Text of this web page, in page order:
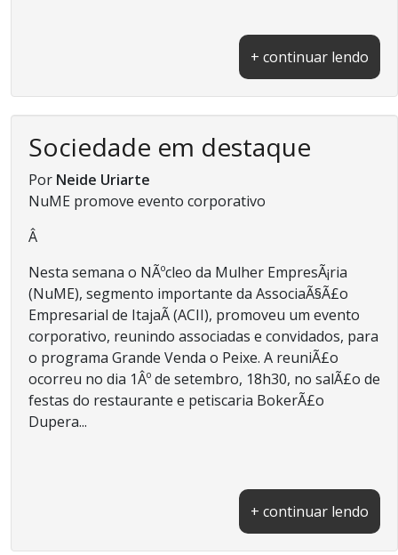
+ continuar lendo
Sociedade em destaque
Por Neide Uriarte
NuME promove evento corporativo
Â
Nesta semana o NÃºcleo da Mulher EmpresÃ¡ria
(NuME), segmento importante da AssociaÃ§Ã£o
Empresarial de ItajaÃ­ (ACII), promoveu um evento
corporativo, reunindo associadas e convidados, para
o programa Grande Venda o Peixe. A reuniÃ£o
ocorreu no dia 1Âº de setembro, 18h30, no salÃ£o de
festas do restaurante e petiscaria BokerÃ£o
Dupera...
+ continuar lendo